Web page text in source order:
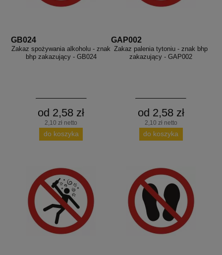
GB024
Zakaz spożywania alkoholu - znak
bhp zakazujący - GB024
od 2,58 zł
2,10 zł netto
do koszyka
GAP002
Zakaz palenia tytoniu - znak bhp
zakazujący - GAP002
od 2,58 zł
2,10 zł netto
do koszyka